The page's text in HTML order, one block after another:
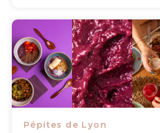
Pépites de Lyon